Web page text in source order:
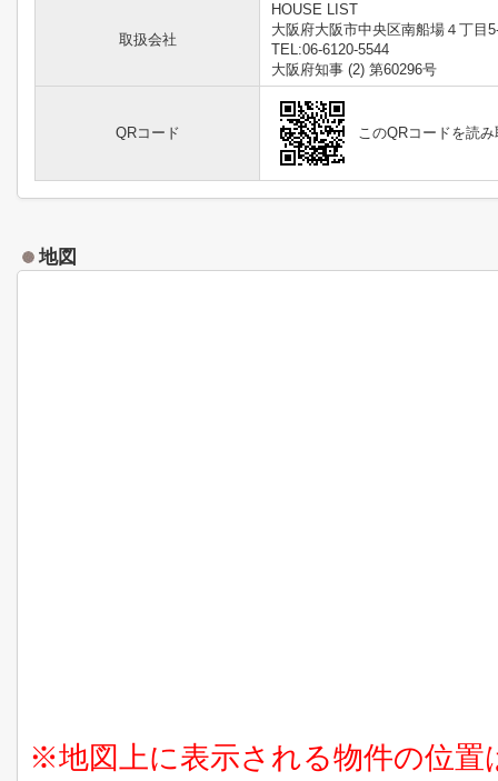
取扱会社
HOUSE LIST
大阪府大阪市中央区南船場４丁目
TEL:06-6120-5544
大阪府知事 (2) 第60296号
QRコード このQRコードを読
地図
※地図上に表示される物件の位